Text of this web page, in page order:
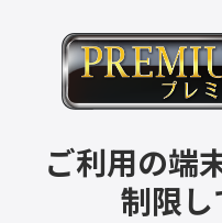
ご利用の端
制限し